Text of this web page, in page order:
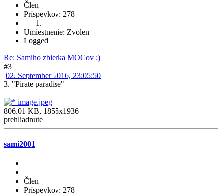
Člen
Príspevkov: 278
Umiestnenie: Zvolen
Logged
Re: Samiho zbierka MOCov :)
#3
02. September 2016, 23:05:50
3. "Pirate paradise"
image.jpeg
806.01 KB, 1855x1936
prehliadnuté
sami2001
Člen
Príspevkov: 278